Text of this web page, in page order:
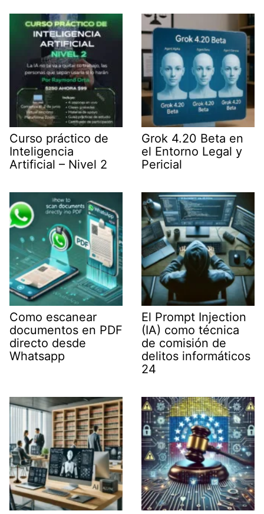
e
r
)
n
p
m
Curso práctico de
Inteligencia
Artificial – Nivel 2
Grok 4.20 Beta en
el Entorno Legal y
Pericial
Como escanear
documentos en PDF
directo desde
Whatsapp
El Prompt Injection
(IA) como técnica
de comisión de
delitos informáticos
24